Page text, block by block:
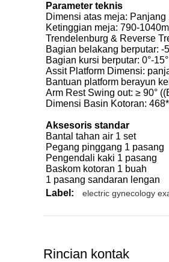
Parameter teknis
Dimensi atas meja:
Ketinggian meja: 790-
Trendelenburg & Reverse
Bagian belakang berputar: -
Bagian kursi berputar: 0°-
Assit Platform Dimensi:
Bantuan platform berayun
Arm Rest Swing out: ≥ 90°
Dimensi Basin Kotoran:
Aksesoris standar
Bantal tahan air 1 set
Pegang pinggang 1 pasang
Pengendali kaki 1 pasang
Baskom kotoran 1 buah
1 pasang sandaran lengan
Label:
electric gynecology
Rincian kontak